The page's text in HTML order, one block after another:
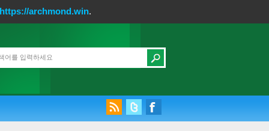
archmond.win.